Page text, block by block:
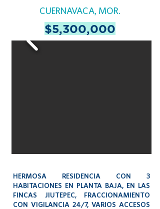
CUERNAVACA, MOR.
$5,300,000
HERMOSA RESIDENCIA CON 3
HABITACIONES EN PLANTA BAJA, EN LAS
FINCAS JIUTEPEC, FRACCIONAMIENTO
CON VIGILANCIA 24/7, VARIOS ACCESOS